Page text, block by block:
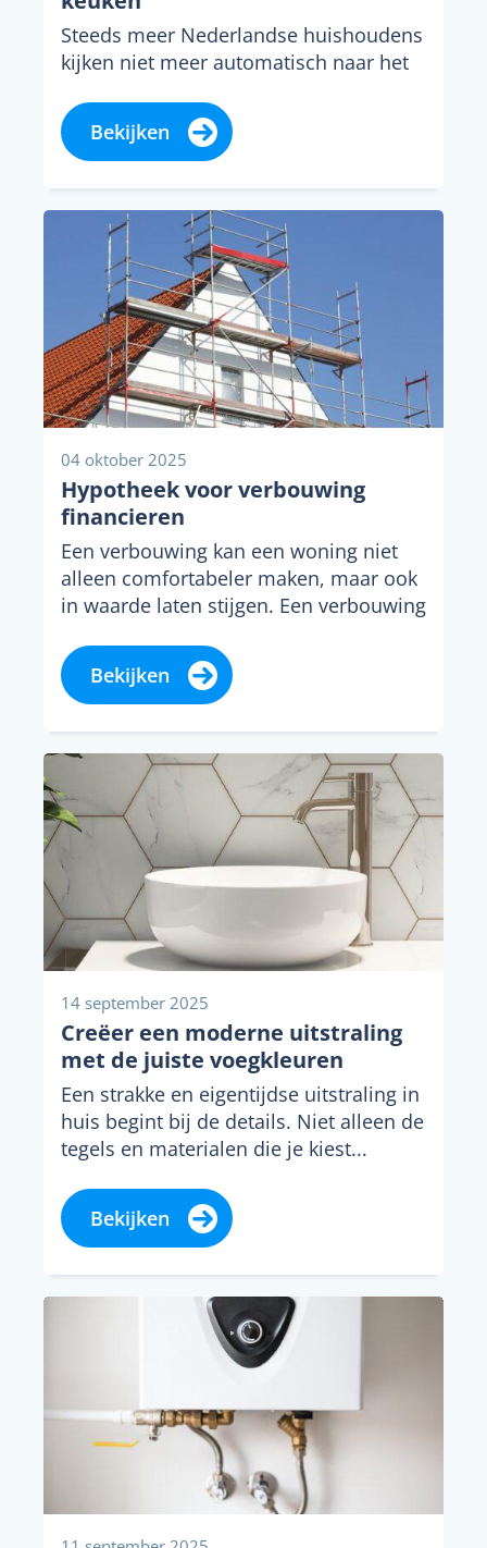
Steeds meer Nederlandse huishoudens
kijken niet meer automatisch naar het
keuken, maar overwegen een
keukenrenovatie...
Bekijken
04 oktober 2025
Hypotheek voor verbouwing
financieren
Een verbouwing kan een woning niet
alleen comfortabeler maken, maar ook
in waarde laten stijgen. Een verbouwing
Bekijken
14 september 2025
Creëer een moderne uitstraling
met de juiste voegkleuren
Een strakke en eigentijdse uitstraling in
huis begint bij de details. Niet alleen de
tegels en materialen die je kiest...
Bekijken